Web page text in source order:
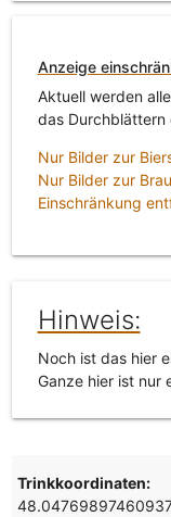
Anzeige
Aktuell werden
das Durchblättern
Nur Bilder zur
Nur Bilder zur
Einschränkung
Hinweis:
Noch ist das hier
Ganze hier ist nur
Trinkkoordinaten: